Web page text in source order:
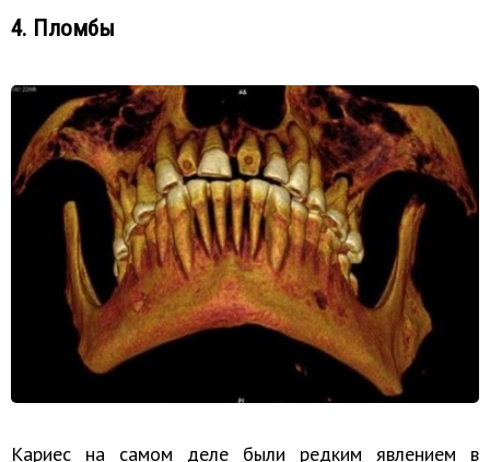
4. Пломбы
Кариес на самом деле были редким явлением в